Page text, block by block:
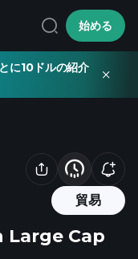
始める
に10ドルの紹介
貿易
Large Cap